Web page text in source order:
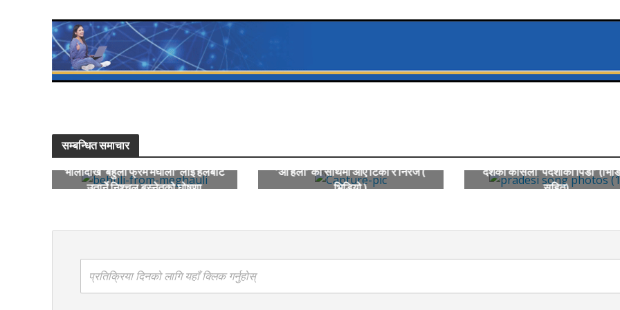
सम्बन्धित समाचार
भोलीदेखि ‘बेहुली फ्रम मेघौली’ लाई हलबाट
उतार्ने निश्चल बस्नेतको घोषणा
’ओ हेलो’ को साथमा आए टिका र निरज (
भिडियो )
दशैंको कोसेली ‘पर्देशीको पिडा’
सहित)
प्रतिक्रिया दिनको लागि यहाँ क्लिक गर्नुहोस्